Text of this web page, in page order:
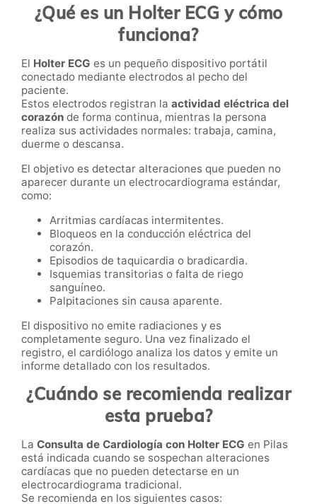
¿Qué es un Holter ECG y cómo
funciona?
El Holter ECG es un pequeño dispositivo portátil
conectado mediante electrodos al pecho del
paciente.
Estos electrodos registran la actividad eléctrica del
corazón de forma continua, mientras la persona
realiza sus actividades normales: trabaja, camina,
duerme o descansa.
El objetivo es detectar alteraciones que pueden no
aparecer durante un electrocardiograma estándar,
como:
Arritmias cardíacas intermitentes.
Bloqueos en la conducción eléctrica del
corazón.
Episodios de taquicardia o bradicardia.
Isquemias transitorias o falta de riego
sanguíneo.
Palpitaciones sin causa aparente.
El dispositivo no emite radiaciones y es
completamente seguro. Una vez finalizado el
registro, el cardiólogo analiza los datos y emite un
informe detallado con los resultados.
¿Cuándo se recomienda realizar
esta prueba?
La Consulta de Cardiología con Holter ECG en Pilas
está indicada cuando se sospechan alteraciones
cardíacas que no pueden detectarse en un
electrocardiograma tradicional.
Se recomienda en los siguientes casos: